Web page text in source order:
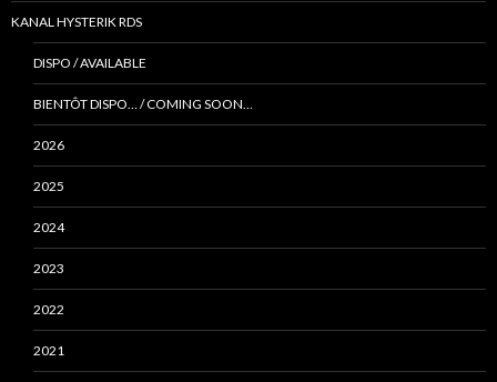
KANAL HYSTERIK RDS
DISPO / AVAILABLE
BIENTÔT DISPO… / COMING SOON…
2026
2025
2024
2023
2022
2021